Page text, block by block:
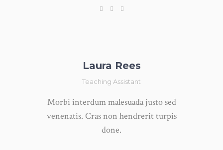
Laura Rees
Teaching Assistant
Morbi interdum malesuada justo sed
venenatis. Cras non hendrerit turpis
done.